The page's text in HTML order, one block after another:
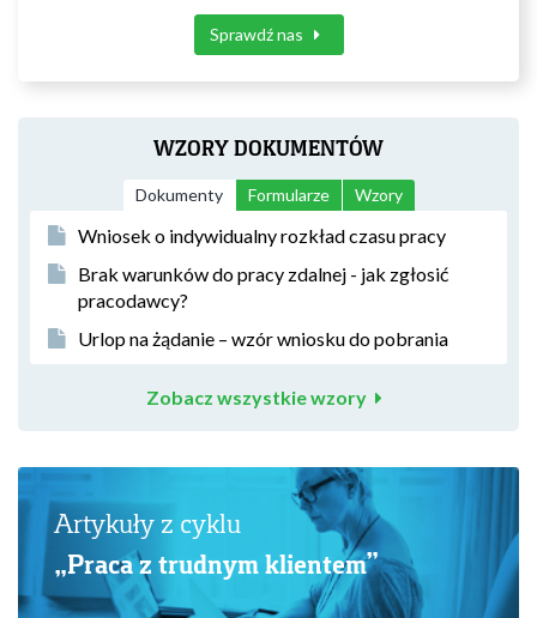
Sprawdź nas
WZORY DOKUMENTÓW
Dokumenty Formularze Wzory
Wniosek o indywidualny rozkład czasu pracy
Brak warunków do pracy zdalnej - jak zgłosić
pracodawcy?
Urlop na żądanie – wzór wniosku do pobrania
Zobacz wszystkie wzory
Artykuły z cyklu
„Praca z trudnym klientem”